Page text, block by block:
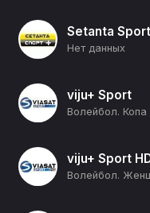
Setanta
Нет данных
viju+ Sport
viju+ Sport